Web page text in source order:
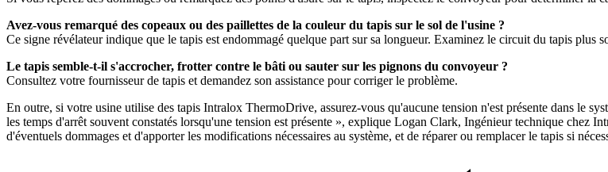
Avez-vous remarqué des copeaux ou des paillettes de la couleur du tapis sur le sol de l'usine ?
Ce signe révélateur indique que le tapis est endommagé quelque part sur sa longueur. Examinez le circuit du tapis plus
Le tapis semble-t-il s'accrocher, frotter contre le bâti ou sauter sur les pignons du convoyeur ?
Consultez votre fournisseur de tapis et demandez son assistance pour corriger le problème.
En outre, si votre usine utilise des tapis Intralox ThermoDrive, assurez-vous qu'aucune tension n'est présente dans le
les temps d'arrêt souvent constatés lorsqu'une tension est présente », explique Logan Clark, Ingénieur technique chez
d'éventuels dommages et d'apporter les modifications nécessaires au système, et de réparer ou remplacer le tapis si